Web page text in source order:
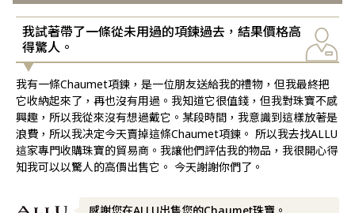
我試著帶了一條從未用過的項鍊過去，結果價格高
得驚人。
我有一條Chaumet項鍊，是一位朋友送給我的禮物，但我最終把
它收納起來了，再也沒有用過。我知道它很值錢，但我對珠寶不感
興趣，所以我從來沒有想過戴它。某段時間，我意識到這樣放著是
浪費，所以我决定今天賣掉這條Chaumet項鍊。 所以我去找ALLU
這家專門收購珠寶的貿易商。我讓他們評估我的物品，我很開心得
知我可以以驚人的高價出售它。 今天謝謝你們了。